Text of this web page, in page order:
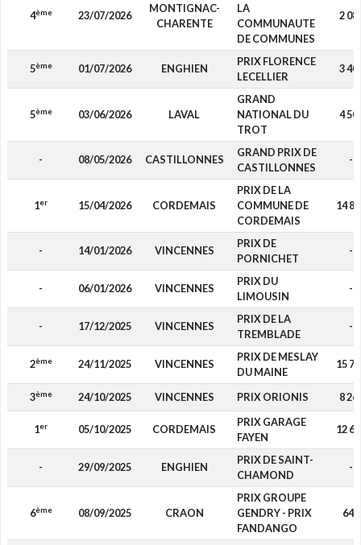
4ème 23/07/2026
MONTIGNAC-
CHARENTE
LA
COMMUNAUTE
DE COMMUNES
2
5ème 01/07/2026 ENGHIEN
PRIX FLORENCE
LECELLIER
3
5ème 03/06/2026 LAVAL
GRAND
NATIONAL DU
TROT
4
- 08/05/2026 CASTILLONNES
GRAND PRIX DE
CASTILLONNES
-
1er 15/04/2026 CORDEMAIS
PRIX DE LA
COMMUNE DE
CORDEMAIS
14
- 14/01/2026 VINCENNES
PRIX DE
PORNICHET
-
- 06/01/2026 VINCENNES
PRIX DU
LIMOUSIN
-
- 17/12/2025 VINCENNES
PRIX DE LA
TREMBLADE
-
2ème 24/11/2025 VINCENNES
PRIX DE MESLAY
DU MAINE
15
3ème 24/10/2025 VINCENNES PRIX ORIONIS 8
1er 05/10/2025 CORDEMAIS
PRIX GARAGE
FAYEN
12
- 29/09/2025 ENGHIEN
PRIX DE SAINT-
CHAMOND
-
6ème 08/09/2025 CRAON
PRIX GROUPE
GENDRY - PRIX
FANDANGO
640